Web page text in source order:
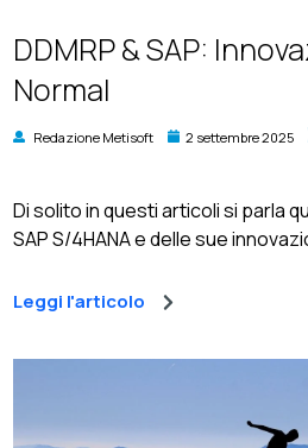
DDMRP & SAP:
Normal
Redazione Metisoft 2 settembre 2025
Di solito in questi articoli si parla
SAP S/4HANA e delle sue
Leggi l'articolo